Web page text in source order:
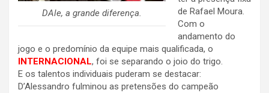
DAle, a grande diferença.
de Rafael Moura.
Com o
andamento do
jogo e o predomínio da equipe mais qualificada, o
INTERNACIONAL, foi se separando o joio do trigo.
E os talentos individuais puderam se destacar:
D’Alessandro fulminou as pretensões do campeão